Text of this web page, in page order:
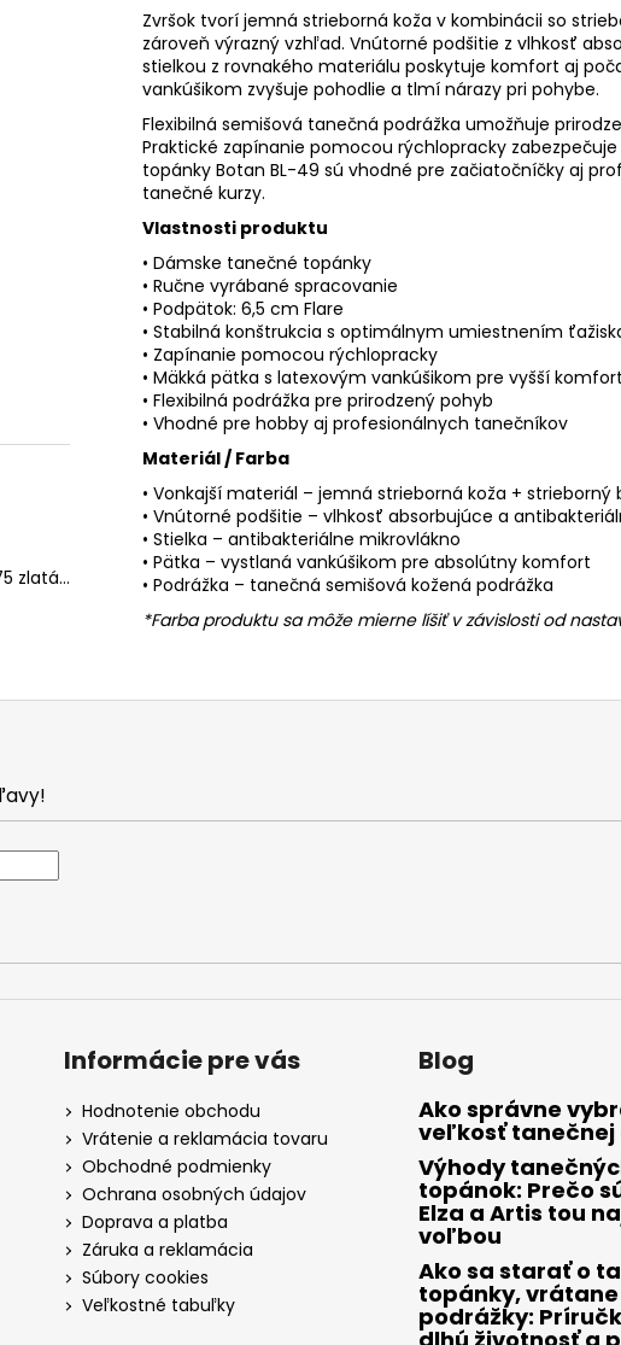
Dámske tanečné topánky Elza - 775 zlatá 6,5 cm Flare
Zvršok tvorí jemná strieborná koža v kombinácii so
zároveň výrazný vzhľad. Vnútorné podšitie z vlhkosť
stielkou z rovnakého materiálu poskytuje komfort aj
vankúšikom zvyšuje pohodlie a tlmí nárazy pri pohybe.
Flexibilná semišová tanečná podrážka umožňuje
Praktické zapínanie pomocou rýchlopracky
topánky Botan BL-49 sú vhodné pre začiatočníčky aj
tanečné kurzy.
Vlastnosti produktu
• Dámske tanečné topánky
• Ručne vyrábané spracovanie
• Podpätok: 6,5 cm Flare
• Stabilná konštrukcia s optimálnym umiestnením
• Zapínanie pomocou rýchlopracky
• Mäkká pätka s latexovým vankúšikom pre vyšší komfort
• Flexibilná podrážka pre prirodzený pohyb
• Vhodné pre hobby aj profesionálnych tanečníkov
Materiál / Farba
• Vonkajší materiál – jemná strieborná koža + strieborný
• Vnútorné podšitie – vlhkosť absorbujúce a
• Stielka – antibakteriálne mikrovlákno
• Pätka – vystlaná vankúšikom pre absolútny komfort
• Podrážka – tanečná semišová kožená podrážka
*Farba produktu sa môže mierne líšiť v závislosti od
Informácie pre vás
Hodnotenie obchodu
Vrátenie a reklamácia tovaru
Obchodné podmienky
Ochrana osobných údajov
Doprava a platba
Záruka a reklamácia
Súbory cookies
Veľkostné tabuľky
Blog
Ako správne
veľkosť tanečnej
Výhody
topánok: Prečo
Elza a Artis tou
voľbou
Ako sa starať o
topánky, vrátane
podrážky: